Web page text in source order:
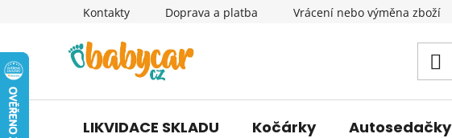
Kontakty Doprava a platba Vrácení nebo výměna zboží
LIKVIDACE SKLADU Kočárky Autosedačky